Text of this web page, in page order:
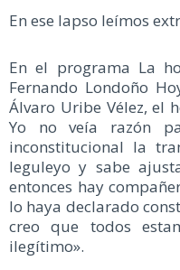
En ese lapso leímos
En el programa La
Fernando Londoño
Álvaro Uribe Vélez, el
Yo no veía razón
inconstitucional la
leguleyo y sabe
entonces hay
lo haya declarado
creo que todos
ilegítimo».